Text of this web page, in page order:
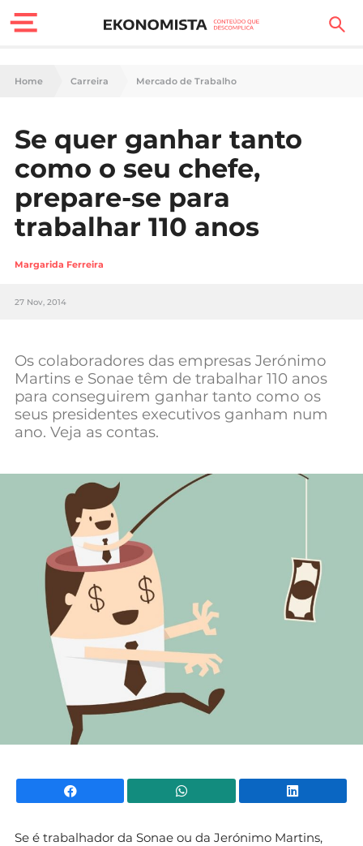
Finanças Pessoais
Carreira
Casa
Lifestyle
Sociedade
Tecnologia
Negócios
Mundial 2026
Home Carreira Mercado de Trabalho
Se quer ganhar tanto
como o seu chefe,
prepare-se para
trabalhar 110 anos
Margarida Ferreira
27 Nov, 2014
Os colaboradores das empresas Jerónimo
Martins e Sonae têm de trabalhar 110 anos
para conseguirem ganhar tanto como os
seus presidentes executivos ganham num
ano. Veja as contas.
Facebook WhatsApp
Se é trabalhador da Sonae ou da Jerónimo Martins,